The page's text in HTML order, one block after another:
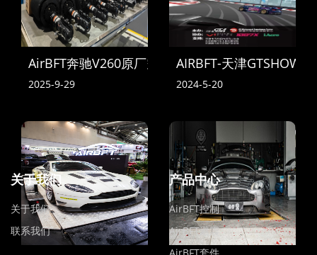
AirBFT奔驰V260原厂空气悬挂到货
2025-9-29
AIRBFT-天津GTSHOW
2024-5-20
关于我们
关于我们
联系我们
产品中心
AirBFT控制
AirBFT避震